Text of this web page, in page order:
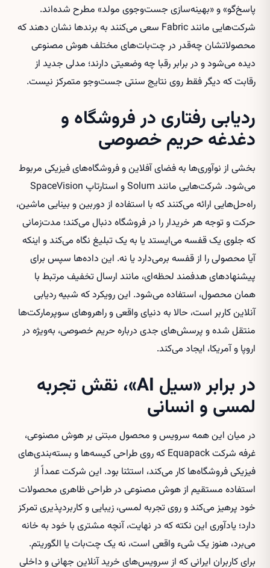
پاسخ‌گو» و «بهینه‌سازی جست‌وجوی مولد» مطرح شده‌اند.
شرکت‌هایی مانند Fabric سعی می‌کنند به برندها نشان دهند که
محصولاتشان چه‌قدر در چت‌بات‌های مختلف هوش مصنوعی
دیده می‌شود و در برابر رقبا چه وضعیتی دارند؛ مدلی جدید از
رقابت که دیگر فقط روی نتایج سنتی جست‌وجو متمرکز نیست.
ردیابی رفتاری در فروشگاه و
دغدغه حریم خصوصی
بخشی از نوآوری‌ها به فضای آفلاین و فروشگاه‌های فیزیکی مربوط
می‌شود. شرکت‌هایی مانند Solum و استارتاپ SpaceVision
راه‌حل‌هایی ارائه می‌کنند که با استفاده از دوربین و بینایی ماشین،
حرکت و توجه هر خریدار را در فروشگاه دنبال می‌کند؛ مدت‌زمانی
که جلوی یک قفسه می‌ایستد یا به یک تبلیغ نگاه می‌کند و اینکه
آیا محصولی را از قفسه برمی‌دارد یا نه. این داده‌ها سپس برای
پیشنهادهای هدفمند لحظه‌ای، مانند ارسال تخفیف مرتبط با
همان محصول، استفاده می‌شود. این رویکرد که شبیه ردیابی
آنلاین کاربر است، حالا به دنیای واقعی و راهروهای سوپرمارکت‌ها
منتقل شده و پرسش‌های جدی درباره حریم خصوصی، به‌ویژه در
اروپا و آمریکا، ایجاد می‌کند.
در برابر «سیل AI»، نقش تجربه
لمسی و انسانی
در میان این همه سرویس و محصول مبتنی بر هوش مصنوعی،
غرفه شرکت Equapack که روی طراحی کیسه‌ها و بسته‌بندی‌های
فیزیکی فروشگاه‌ها کار می‌کند، استثنا بود. این شرکت عمداً از
استفاده مستقیم از هوش مصنوعی در طراحی ظاهری محصولات
خود پرهیز می‌کند و روی تجربه لمسی، زیبایی و کاربردپذیری تمرکز
دارد؛ یادآوری این نکته که در نهایت، آنچه مشتری با خود به خانه
می‌برد، هنوز یک شیء واقعی است، نه یک چت‌بات یا الگوریتم.
برای کاربران ایرانی که از سرویس‌های خرید آنلاین جهانی و داخلی